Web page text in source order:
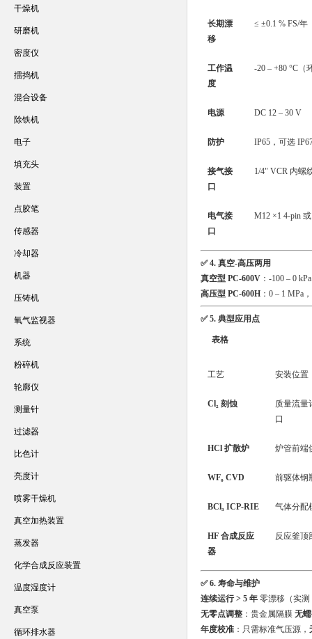
长期漂
移
≤ ±0.1 % FS/年
工作温
度
-20 – +80 °C（
电源 DC 12 – 30 V
防护 IP65，可选
接气接
口
1/4" VCR 内螺
电气接
口
M12 ×1 4-pin
✅ 4. 真空-高压两用
真空型 PC-600V：-100 – 0
高压型 PC-600H：0 – 1 MPa，
✅ 5. 典型应用点
表格
工艺 安装位置
Cl₂ 刻蚀
质量流量
口
HCl 扩散炉 炉管前端
WF₆ CVD 前驱体钢
BCl₃ ICP-RIE 气体分配
HF 合成反应
器
反应釜顶
✅ 6. 寿命与维护
连续运行 > 5 年零漂移（实测
无零点调整：贵金属隔膜 无
年度校准：只需标准气压源，
干燥机
研磨机
密度仪
擂捣机
混合设备
除铁机
电子
填充头
装置
点胶笔
传感器
冷却器
机器
压铸机
氧气监视器
系统
粉碎机
轮廓仪
测量针
过滤器
比色计
亮度计
喷雾干燥机
真空加热装置
蒸发器
化学合成反应装置
温度湿度计
真空泵
循环排水器